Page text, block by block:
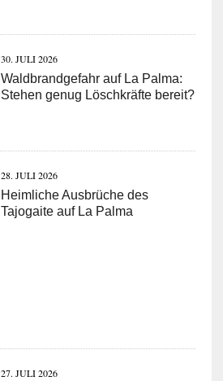
30. JULI 2026
Waldbrandgefahr auf La Palma:
Stehen genug Löschkräfte bereit?
28. JULI 2026
Heimliche Ausbrüche des
Tajogaite auf La Palma
27. JULI 2026